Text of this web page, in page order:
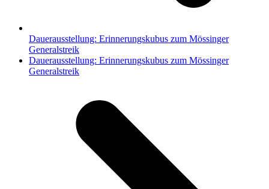
Dauerausstellung: Erinnerungskubus zum Mössinger
Generalstreik
Nächster
Beitrag:
Dauerausstellung: Erinnerungskubus zum Mössinger
Generalstreik